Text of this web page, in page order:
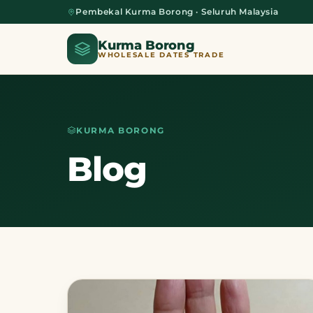
Pembekal Kurma Borong · Seluruh Malaysia
Kurma Borong
WHOLESALE DATES TRADE
Home
KURMA BORONG
Blog